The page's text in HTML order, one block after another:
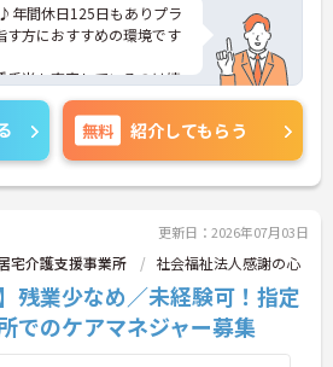
年間休日125日もありプラ
す方におすすめの環境です
手当も充実しているのは嬉
策ポイントなど、さらに
でお気軽にご相談くださ
無料 紹介してもらう
更新日：2026年07月03日
宅介護支援事業所 社会福祉法人感謝の心
残業少なめ／未経験可！指定
でのケアマネジャー募集